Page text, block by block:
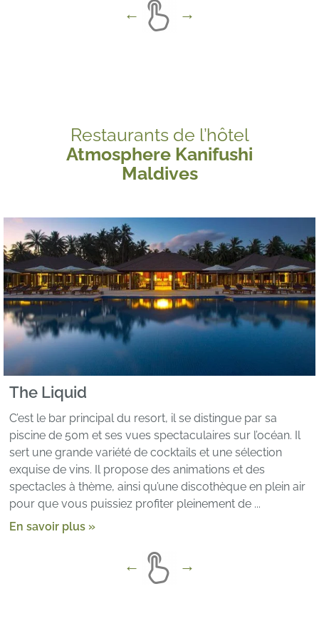
Restaurants de l’hôtel
Atmosphere Kanifushi
Maldives
The Liquid
C’est le bar principal du resort, il se distingue par sa
piscine de 50m et ses vues spectaculaires sur l’océan. Il
sert une grande variété de cocktails et une sélection
exquise de vins. Il propose des animations et des
spectacles à thème, ainsi qu’une discothèque en plein air
pour que vous puissiez profiter pleinement de ...
En savoir plus »